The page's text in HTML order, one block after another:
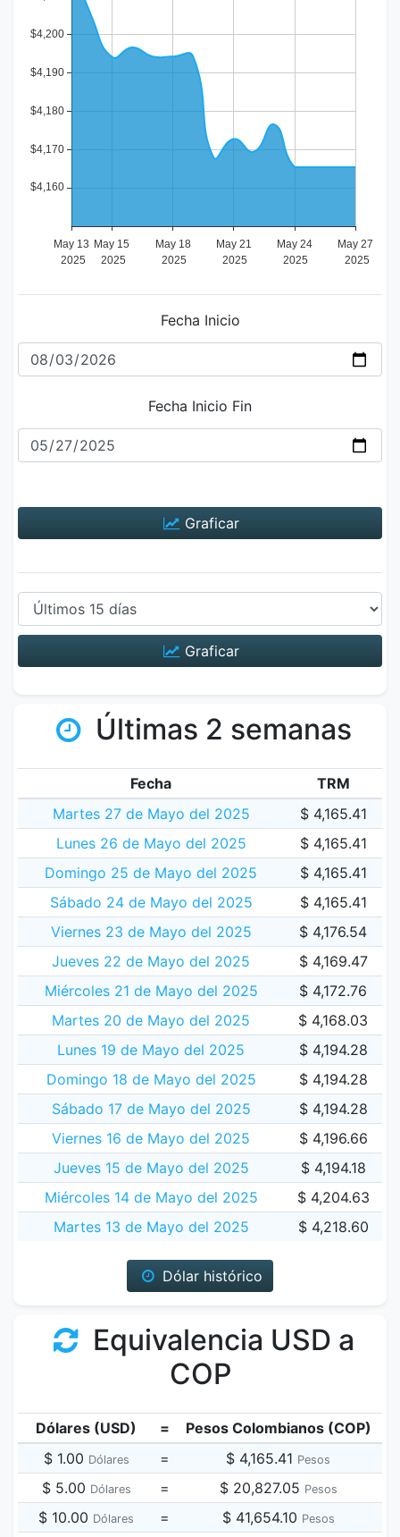
Fecha Inicio
Fecha Inicio Fin
Graficar
Graficar
Últimas 2 semanas
Fecha
TRM
Martes 27 de Mayo del 2025
$ 4,165.41
Lunes 26 de Mayo del 2025
$ 4,165.41
Domingo 25 de Mayo del 2025
$ 4,165.41
Sábado 24 de Mayo del 2025
$ 4,165.41
Viernes 23 de Mayo del 2025
$ 4,176.54
Jueves 22 de Mayo del 2025
$ 4,169.47
Miércoles 21 de Mayo del 2025
$ 4,172.76
Martes 20 de Mayo del 2025
$ 4,168.03
Lunes 19 de Mayo del 2025
$ 4,194.28
Domingo 18 de Mayo del 2025
$ 4,194.28
Sábado 17 de Mayo del 2025
$ 4,194.28
Viernes 16 de Mayo del 2025
$ 4,196.66
Jueves 15 de Mayo del 2025
$ 4,194.18
Miércoles 14 de Mayo del 2025
$ 4,204.63
Martes 13 de Mayo del 2025
$ 4,218.60
Dólar histórico
Equivalencia USD a
COP
Dólares (USD) =
Pesos Colombianos (COP)
$ 1.00 Dólares = $ 4,165.41 Pesos
$ 5.00 Dólares = $ 20,827.05 Pesos
$ 10.00 Dólares = $ 41,654.10 Pesos